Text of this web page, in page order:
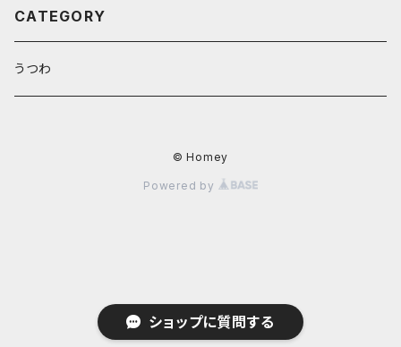
ショップに質問する
CATEGORY
うつわ
© Homey
Powered by